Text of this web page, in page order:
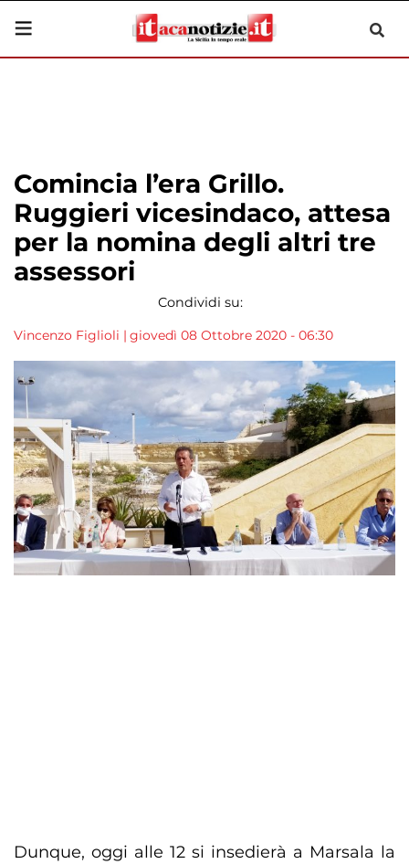
Comincia l’era Grillo.
Ruggieri vicesindaco, attesa
per la nomina degli altri tre
assessori
Condividi su:
Vincenzo Figlioli | giovedì 08 Ottobre 2020 - 06:30
Dunque, oggi alle 12 si insedierà a Marsala la